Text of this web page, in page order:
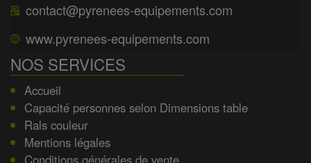
contact@pyrenees-equipements.com
www.pyrenees-equipements.com
NOS SERVICES
Accueil
Capacité personnes selon Dimensions table
Rals couleur
Mentions légales